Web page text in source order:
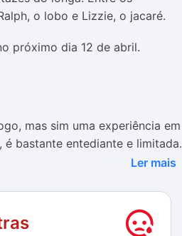
o lobo e Lizzie, o jacaré.
próximo dia 12 de abril.
mas sim uma experiência em
bastante entediante e limitada.
onde apontamos a câmera
para divulgar nas suas redes
a utilização constante
Ler mais